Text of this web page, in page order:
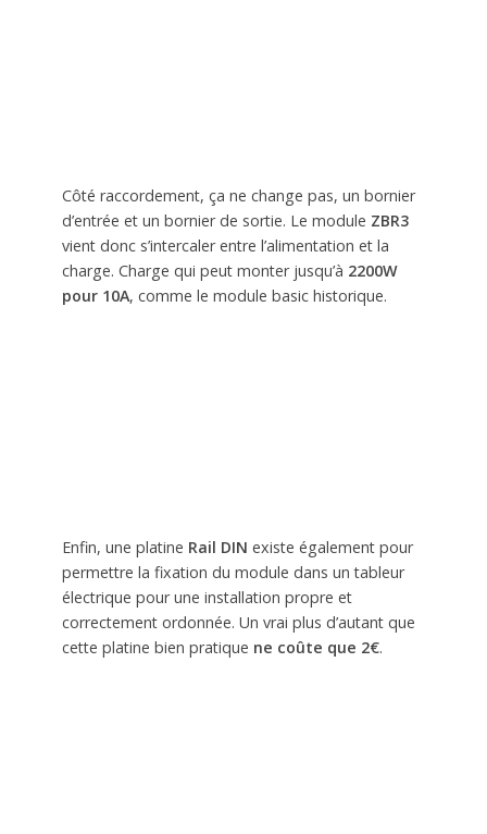
Côté raccordement, ça ne change pas, un bornier
d’entrée et un bornier de sortie. Le module ZBR3
vient donc s’intercaler entre l’alimentation et la
charge. Charge qui peut monter jusqu’à 2200W
pour 10A, comme le module basic historique.
Enfin, une platine Rail DIN existe également pour
permettre la fixation du module dans un tableur
électrique pour une installation propre et
correctement ordonnée. Un vrai plus d’autant que
cette platine bien pratique ne coûte que 2€.